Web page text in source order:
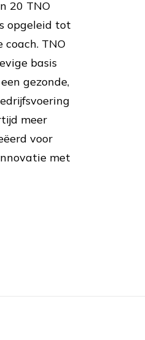
20 TNO
opgeleid tot
coach. TNO
basis
gezonde,
meer
voor
met